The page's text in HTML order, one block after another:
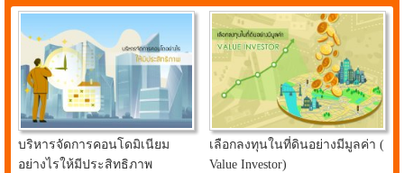
บริหารจัดการคอนโดมิเนียม
อย่างไรให้มีประสิทธิภาพ
เลือกลงทุนในที่ดินอย่างมีมูลค่า (
Value Investor)